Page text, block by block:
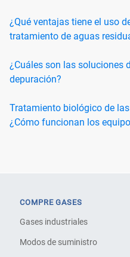
¿Qué ventajas tiene el uso
tratamiento de aguas
¿Cuáles son las soluciones
depuración?
Tratamiento biológico de
¿Cómo funcionan los
COMPRE GASES
Gases industriales
Modos de suministro